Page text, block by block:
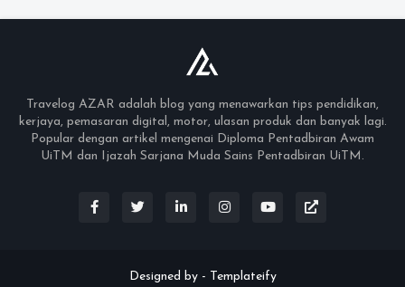
Travelog AZAR adalah blog yang menawarkan tips pendidikan,
kerjaya, pemasaran digital, motor, ulasan produk dan banyak lagi.
Popular dengan artikel mengenai Diploma Pentadbiran Awam
UiTM dan Ijazah Sarjana Muda Sains Pentadbiran UiTM.
Designed by - Templateify